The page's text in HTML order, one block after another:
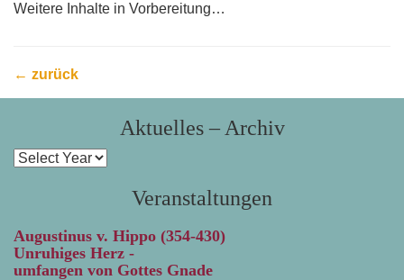
Weitere Inhalte in Vorbereitung…
← zurück
Aktuelles – Archiv
Veranstaltungen
Augustinus v. Hippo (354-430)
Unruhiges Herz -
umfangen von Gottes Gnade